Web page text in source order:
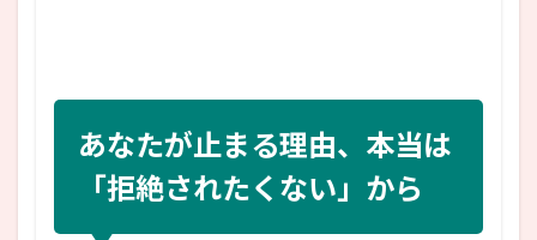
あなたが止まる理由、本当は
「拒絶されたくない」から